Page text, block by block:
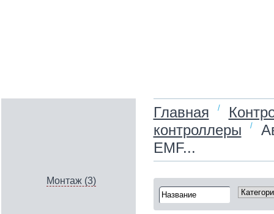
Монтаж (3)
Главная /
контроллеры
/
EMF...